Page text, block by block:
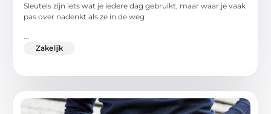
Sleutels zijn iets wat je iedere dag gebruikt, maar waar je vaak
pas over nadenkt als ze in de weg
...
Zakelijk